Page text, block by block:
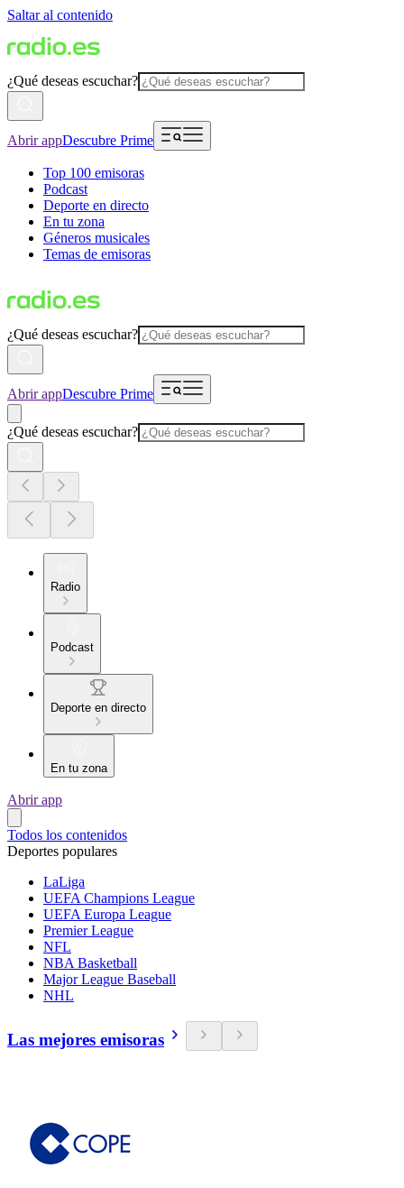
Saltar al contenido
¿Qué deseas escuchar?
Abrir appDescubre Prime
Top 100 emisoras
Podcast
Deporte en directo
En tu zona
Géneros musicales
Temas de emisoras
¿Qué deseas escuchar?
Abrir appDescubre Prime
¿Qué deseas escuchar?
Radio
Podcast
Deporte en directo
En tu zona
Abrir app
Todos los contenidos
Deportes populares
LaLiga
UEFA Champions League
UEFA Europa League
Premier League
NFL
NBA Basketball
Major League Baseball
NHL
Las mejores emisoras